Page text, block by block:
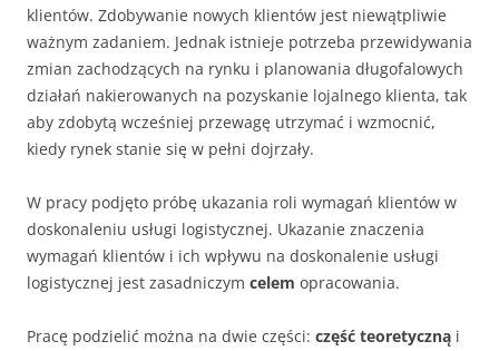
klientów. Zdobywanie nowych klientów jest niewątpliwie
ważnym zadaniem. Jednak istnieje potrzeba przewidywania
zmian zachodzących na rynku i planowania długofalowych
działań nakierowanych na pozyskanie lojalnego klienta, tak
aby zdobytą wcześniej przewagę utrzymać i wzmocnić,
kiedy rynek stanie się w pełni dojrzały.
W pracy podjęto próbę ukazania roli wymagań klientów w
doskonaleniu usługi logistycznej. Ukazanie znaczenia
wymagań klientów i ich wpływu na doskonalenie usługi
logistycznej jest zasadniczym celem opracowania.
Pracę podzielić można na dwie części: część teoretyczną i